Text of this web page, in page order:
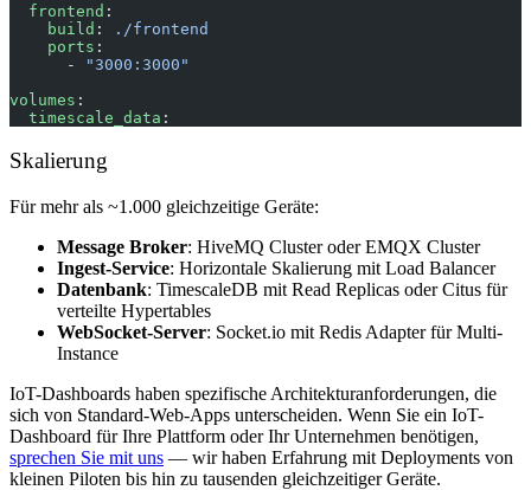
  frontend
:
    build
:
./frontend
    ports
:
      -
"3000:3000"
volumes :
  timescale_data
:
Skalierung
Für mehr als ~1.000 gleichzeitige Geräte:
Message Broker: HiveMQ Cluster oder EMQX Cluster
Ingest-Service: Horizontale Skalierung mit Load Balancer
Datenbank: TimescaleDB mit Read Replicas oder Citus für
verteilte Hypertables
WebSocket-Server: Socket.io mit Redis Adapter für Multi-
Instance
IoT-Dashboards haben spezifische Architekturanforderungen, die
sich von Standard-Web-Apps unterscheiden. Wenn Sie ein IoT-
Dashboard für Ihre Plattform oder Ihr Unternehmen benötigen,
sprechen Sie mit uns — wir haben Erfahrung mit Deployments von
kleinen Piloten bis hin zu tausenden gleichzeitiger Geräte.